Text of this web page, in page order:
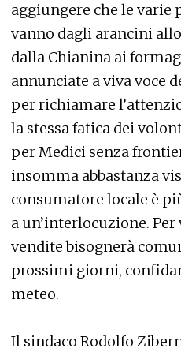
aggiungere che le varie
vanno dagli arancini
dalla Chianina ai
annunciate a viva voce
per richiamare
la stessa fatica dei
per Medici senza
insomma abbastanza
consumatore locale è
a un’interlocuzione.
vendite bisognerà
prossimi giorni,
meteo.
Il sindaco Rodolfo